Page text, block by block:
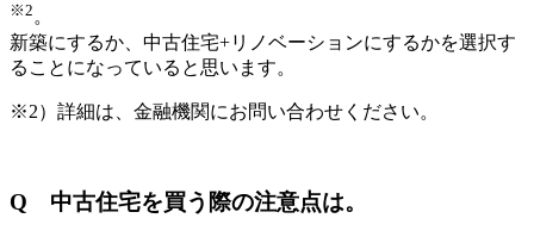
※2。
新築にするか、中古住宅+リノベーションにするかを選択す
ることになっていると思います。
※2）詳細は、金融機関にお問い合わせください。
Q 中古住宅を買う際の注意点は。